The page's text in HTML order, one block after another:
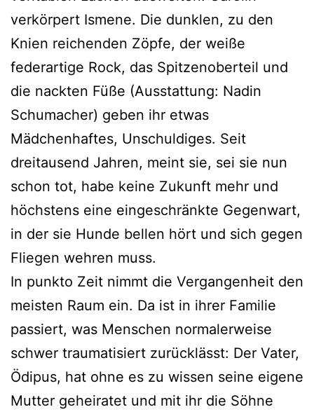
verkörpert Ismene. Die dunklen, zu den
Knien reichenden Zöpfe, der weiße
federartige Rock, das Spitzenoberteil und
die nackten Füße (Ausstattung: Nadin
Schumacher) geben ihr etwas
Mädchenhaftes, Unschuldiges. Seit
dreitausend Jahren, meint sie, sei sie nun
schon tot, habe keine Zukunft mehr und
höchstens eine eingeschränkte Gegenwart,
in der sie Hunde bellen hört und sich gegen
Fliegen wehren muss.
In punkto Zeit nimmt die Vergangenheit den
meisten Raum ein. Da ist in ihrer Familie
passiert, was Menschen normalerweise
schwer traumatisiert zurücklässt: Der Vater,
Ödipus, hat ohne es zu wissen seine eigene
Mutter geheiratet und mit ihr die Söhne